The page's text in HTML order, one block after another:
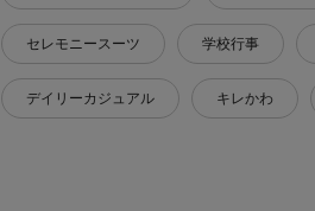
セレモニースーツ 学校行事
デイリーカジュアル キレかわ